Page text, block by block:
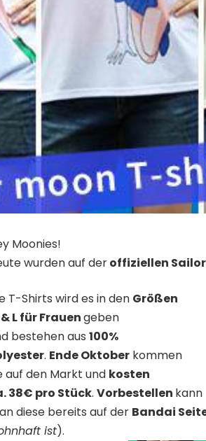
Moonies!
wurden auf deroffiziellen
T-Shirts wird es in den Größen
L für Frauengeben
bestehen aus 100%
. Ende Oktober kommen
auf den Markt und kosten
38€ pro Stück. Vorbestellen kann
diese bereits auf der Bandai
ist).